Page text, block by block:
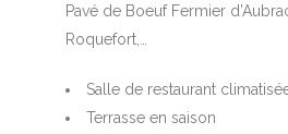
Pavé de Boeuf Fermier
Roquefort,…
Salle de restaurant
Terrasse en saison